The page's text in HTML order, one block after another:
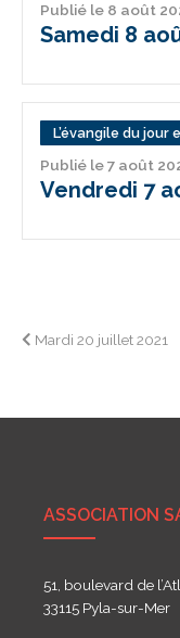
Publié le 8 août
Samedi 8
L’évangile du jour
Publié le 7 août
Vendredi 7
Navigation
Mardi 20 juillet 2021
ASSOCIATION
51, boulevard de
33115 Pyla-sur-Mer